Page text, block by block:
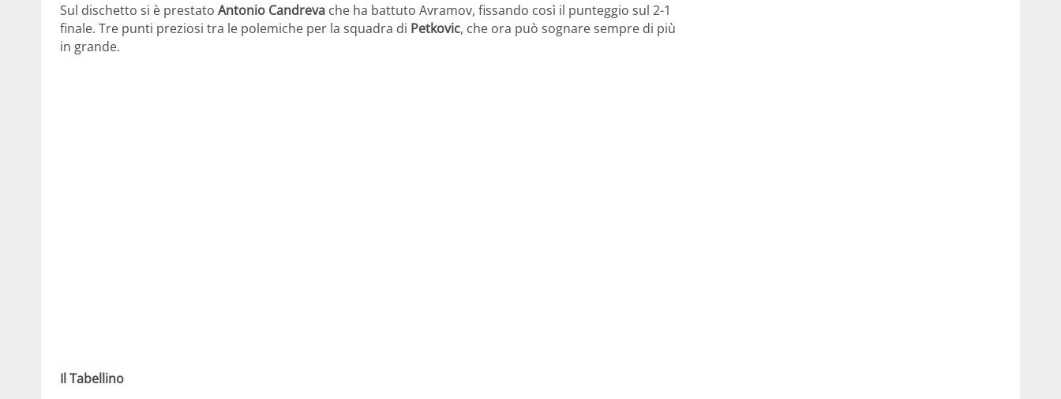
Sul dischetto si è prestato Antonio Candreva che ha battuto Avramov, fissando così il punteggio sul 2-1
finale. Tre punti preziosi tra le polemiche per la squadra di Petkovic, che ora può sognare sempre di più
in grande.
Il Tabellino